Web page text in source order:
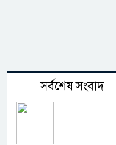
সর্বশেষ সংবাদ